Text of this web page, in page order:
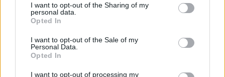
I want to opt-out of the Sharing of my
personal data.
Opted In
I want to opt-out of the Sale of my
Personal Data.
Opted In
I want to opt-out of processing my
Viohalco: Αυξημένος κατά 14% ο τζίρος στο α'
εξάμηνο, στα 4,3 δισ. ευρώ – Στα 446 εκατ. ευρώ
τα EBITDA
06/08/2026 - 08:23 ΕΠΙΧΕΙΡΗΣΕΙΣ
HELLENiQ ENERGY: Κέρδη 393 εκατ. ευρώ στο α'
εξάμηνο – Στα 734 εκατ. ευρώ τα EBITDA